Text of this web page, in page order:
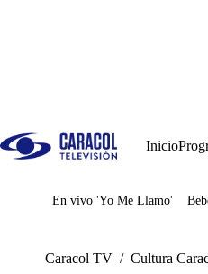
Inicio
Juegos
En vivo 'Yo Me Llamo'
Caracol TV / Cultura